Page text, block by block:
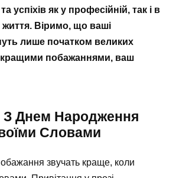
успіхів як у професійній, так і в
життя. Віримо, що ваші
лише початком великих
побажаннями, ваш
З Днем Народження
Словами
звучать краще, коли